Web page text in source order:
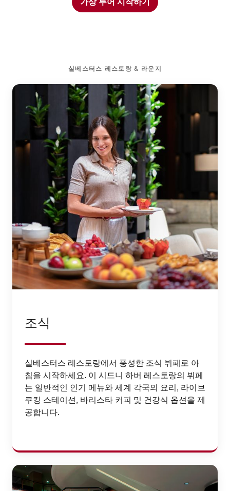
실베스터스 레스토랑 & 라운지
조식
실베스터스 레스토랑에서 풍성한 조식 뷔페로 아
침을 시작하세요. 이 시드니 하버 레스토랑의 뷔페
는 일반적인 인기 메뉴와 세계 각국의 요리, 라이브
쿠킹 스테이션, 바리스타 커피 및 건강식 옵션을 제
공합니다.